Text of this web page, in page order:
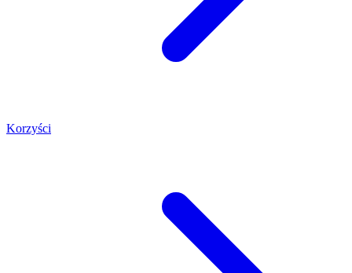
Korzyści